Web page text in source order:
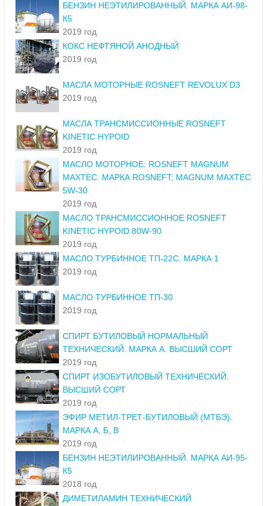
БЕНЗИН НЕЭТИЛИРОВАННЫЙ. МАРКА АИ-98-
К5
2019 год
КОКС НЕФТЯНОЙ АНОДНЫЙ
2019 год
МАСЛА МОТОРНЫЕ ROSNEFT REVOLUX D3
2019 год
МАСЛА ТРАНСМИССИОННЫЕ ROSNEFT
KINETIC HYPOID
2019 год
МАСЛО МОТОРНОЕ: ROSNEFT MAGNUM
MAXTEC. МАРКА ROSNEFT; MAGNUM MAXTEC
5W-30
2019 год
МАСЛО ТРАНСМИССИОННОЕ ROSNEFT
KINETIC HYPOID 80W-90
2019 год
МАСЛО ТУРБИННОЕ ТП-22С. МАРКА 1
2019 год
МАСЛО ТУРБИННОЕ ТП-30
2019 год
СПИРТ БУТИЛОВЫЙ НОРМАЛЬНЫЙ
ТЕХНИЧЕСКИЙ. МАРКА А. ВЫСШИЙ СОРТ
2019 год
СПИРТ ИЗОБУТИЛОВЫЙ ТЕХНИЧЕСКИЙ.
ВЫСШИЙ СОРТ
2019 год
ЭФИР МЕТИЛ-ТРЕТ-БУТИЛОВЫЙ (МТБЭ).
МАРКА А, Б, В
2019 год
БЕНЗИН НЕЭТИЛИРОВАННЫЙ. МАРКА АИ-95-
К5
2018 год
ДИМЕТИЛАМИН ТЕХНИЧЕСКИЙ